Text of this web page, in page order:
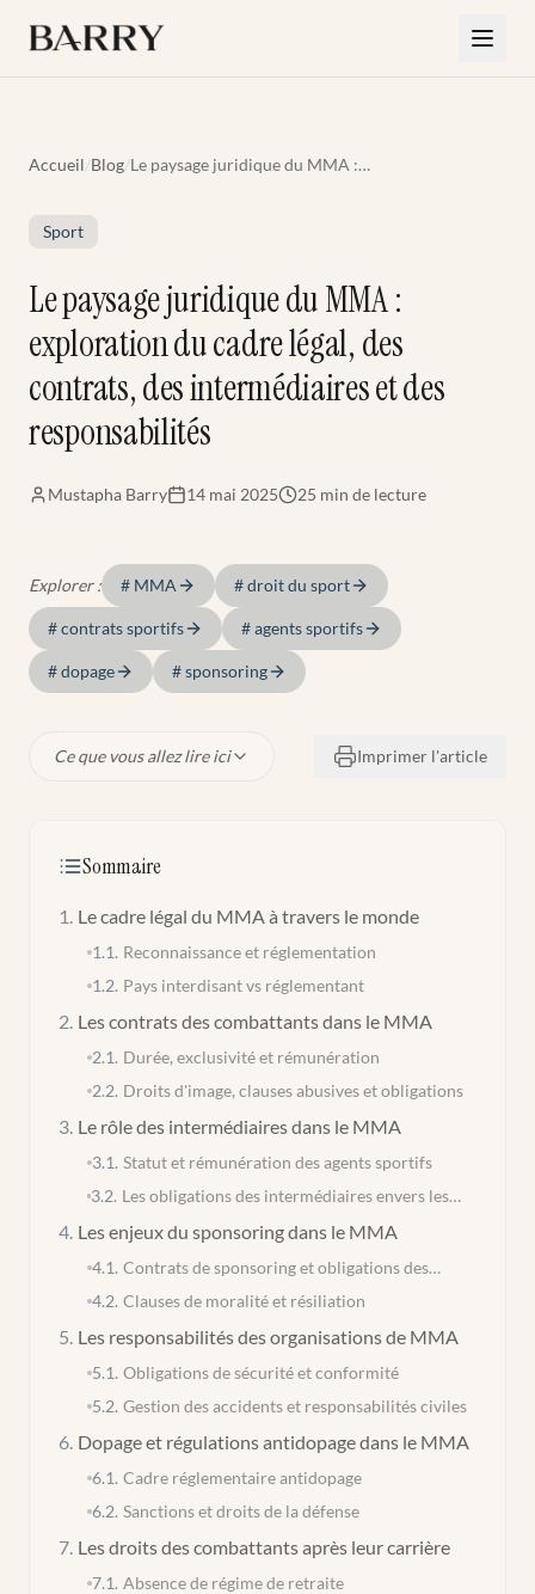
Accueil/Blog/Le paysage juridique du MMA :
Sport
Le paysage juridique du MMA :
exploration du cadre légal, des
contrats, des intermédiaires et des
responsabilités
Mustapha Barry 14 mai 2025 25 min de lecture
Explorer : # MMA #droit du sport
#contrats sportifs #agents sportifs
#dopage #sponsoring
Ce que vous allez lire ici Imprimer l'article
Sommaire
1. Le cadre légal du MMA à travers le monde
1.1. Reconnaissance et réglementation
1.2. Pays interdisant vs réglementant
2. Les contrats des combattants dans le MMA
2.1. Durée, exclusivité et rémunération
2.2. Droits d'image, clauses abusives et obligations
3. Le rôle des intermédiaires dans le MMA
3.1. Statut et rémunération des agents sportifs
3.2. Les obligations des intermédiaires envers les
4. Les enjeux du sponsoring dans le MMA
4.1. Contrats de sponsoring et obligations des
sponsorisés
4.2. Clauses de moralité et résiliation
5. Les responsabilités des organisations de MMA
5.1. Obligations de sécurité et conformité
5.2. Gestion des accidents et responsabilités civiles
6. Dopage et régulations antidopage dans le MMA
6.1. Cadre réglementaire antidopage
6.2. Sanctions et droits de la défense
7. Les droits des combattants après leur carrière
7.1. Absence de régime de retraite